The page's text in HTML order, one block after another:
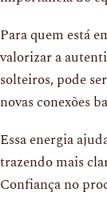
Para quem está
valorizar a
solteiros, pode
novas conexões
Essa energia
trazendo mais
Confiança no